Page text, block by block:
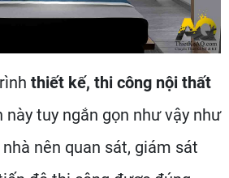
thiết kế, thi công nội thất
này tuy ngắn gọn như vậy như
nên quan sát, giám sát